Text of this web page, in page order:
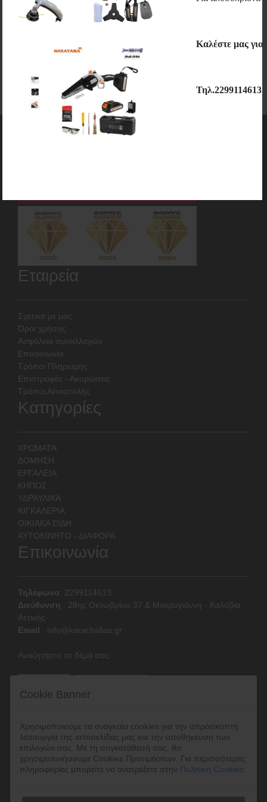
Εταιρεία
Σχετικά με μας
Όροι χρήσης
Ασφάλεια συναλλαγών
Επικοινωνία
Τρόποι Πληρωμής
Επιστροφές - Ακυρώσεις
Τρόποι Αποστολής
Κατηγορίες
ΧΡΩΜΑΤΑ
ΔΟΜΗΣΗ
ΕΡΓΑΛΕΙΑ
ΚΗΠΟΣ
ΥΔΡΑΥΛΙΚΑ
ΚΙΓΚΑΛΕΡΙΑ
ΟΙΚΙΑΚΑ ΕΙΔΗ
ΑΥΤΟΚΙΝΗΤΟ - ΔΙΑΦΟΡΑ
Επικοινωνία
Τηλέφωνο : 2299114613
Διεύθυνση
28ης Οκτωβρίου 37 & Μακρυγιάννη - Καλύβια
Αττικής
Email
info@karachalias.gr
Αναζητήστε το δέμα σας...
Cookie Banner
Χρησιμοποιούμε τα αναγκαία cookies για την απρόσκοπτη
λειτουργία της ιστοσελίδας μας και την αποθήκευση των
επιλογών σας. Με τη συγκατάθεσή σας, θα
χρησιμοποιήσουμε Cookies Προτιμήσεων. Για περισσότερες
πληροφορίες μπορείτε να ανατρέξετε στην Πολιτική Cookies
Καλέστε μας για
Τηλ.2299114613